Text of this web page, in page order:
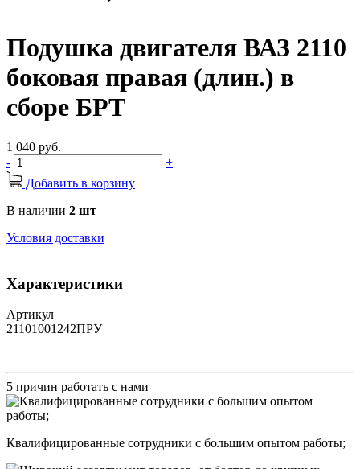
Подушка двигателя ВАЗ 2110
боковая правая (длин.) в
сборе БРТ
1 040 руб.
-
+
Добавить в корзину
В наличии 2 шт
Условия доставки
Характеристики
Артикул
21101001242ПРУ
5 причин работать с нами
Квалифицированные сотрудники с большим опытом работы;